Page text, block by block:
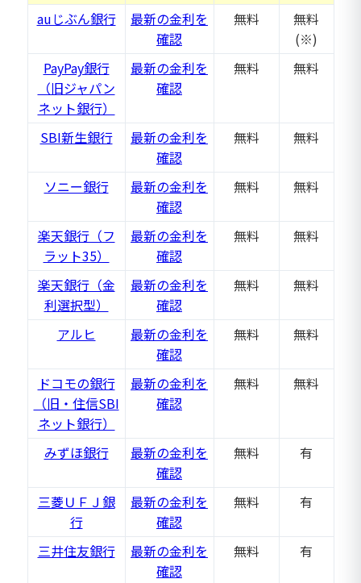
auじぶん銀行
最新の金利を
確認
無料
無料
(※)
PayPay銀行
（旧ジャパン
ネット銀行）
最新の金利を
確認
無料 無料
SBI新生銀行
最新の金利を
確認
無料 無料
ソニー銀行
最新の金利を
確認
無料 無料
楽天銀行（フ
ラット35）
最新の金利を
確認
無料 無料
楽天銀行（金
利選択型）
最新の金利を
確認
無料 無料
アルヒ
最新の金利を
確認
無料 無料
ドコモの銀行
（旧・住信SBI
ネット銀行）
最新の金利を
確認
無料 無料
みずほ銀行
最新の金利を
確認
無料 有
三菱ＵＦＪ銀
行
最新の金利を
確認
無料 有
三井住友銀行
最新の金利を
確認
無料 有